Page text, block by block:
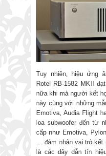
Tuy nhiên, hiệu ứng
Rotel RB-1582 MKII
nữa khi mà người kết
này cùng với những
Emotiva, Audia Flight
loa subwoofer đến từ
cấp như Emotiva,
… đảm nhận vai trò
là các dây dẫn tín